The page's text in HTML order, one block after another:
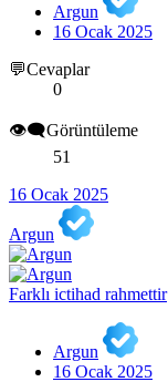
Argun
16 Ocak 2025
💬Cevaplar
0
👁️‍🗨️Görüntüleme
51
16 Ocak 2025
Argun
Farklı ictihad rahmettir
Argun
16 Ocak 2025